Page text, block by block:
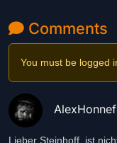
Comments
You must be logged
AlexHonnef
Lieber Steinhoff, ist